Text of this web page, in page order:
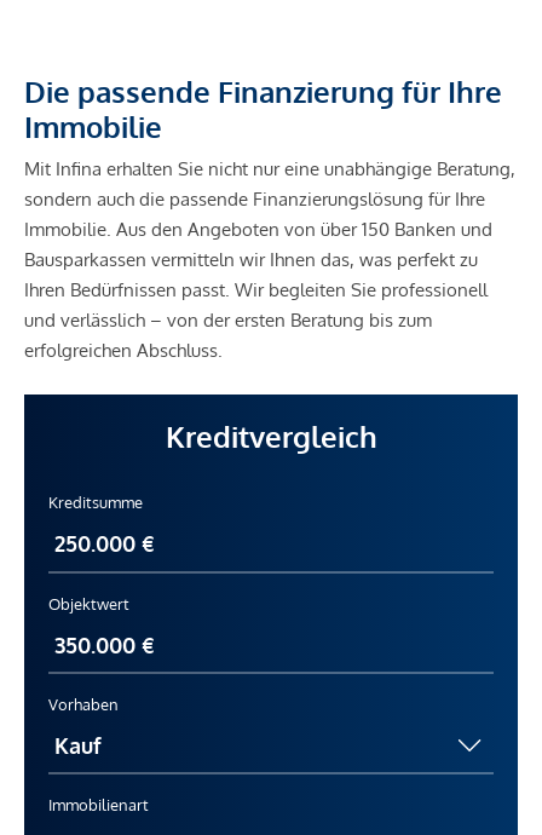
Die passende Finanzierung für Ihre
Immobilie
Mit Infina erhalten Sie nicht nur eine unabhängige Beratung,
sondern auch die passende Finanzierungslösung für Ihre
Immobilie. Aus den Angeboten von über 150 Banken und
Bausparkassen vermitteln wir Ihnen das, was perfekt zu
Ihren Bedürfnissen passt. Wir begleiten Sie professionell
und verlässlich – von der ersten Beratung bis zum
erfolgreichen Abschluss.
Kreditvergleich
Kreditsumme
Objektwert
Vorhaben
Immobilienart